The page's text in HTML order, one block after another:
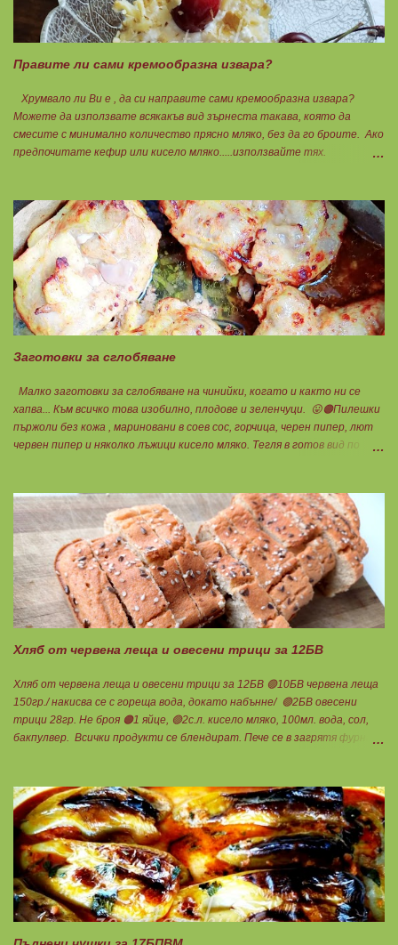
Правите ли сами кремообразна извара?
Хрумвало ли Ви е , да си направите сами кремообразна извара?
Можете да използвате всякакъв вид зърнеста такава, която да
смесите с минимално количество прясно мляко, без да го броите. Ако
предпочитате кефир или кисело мляко.....използвайте тях.
приготвяне на всякакви плодови кремчета, крем за торти, за всякакви
разядки и салати... Ако изварата е обезмаслена можете да удвоявате
мазнините. Ако не е, броите като нискомаслен продукт. Можете да
си приготвите по- голямо количество и да съхранявате в хладилник
за няколко дни. Част от моята закуска днес, беше това вкусно
кремче... 🟢1БП извара 50гр. 🟢1БВ череши 8бр. 🟠1БМ орех 1бр.
Ванилия Нека да ни е вкусно заедно! Люси
Заготовки за сглобяване
Малко заготовки за сглобяване на чинийки, когато и както ни се
хапва... Към всичко това изобилно, плодове и зеленчуци. 😛🟠Пилешки
пържоли без кожа , мариновани в соев сос, горчица, черен пипер, лют
червен пипер и няколко лъжици кисело мляко. Тегля в готов вид по
секунди под налягане със съвсем малко вода, пасира се и готово.
Обичам я студена, като всеки път ще си съчетавам различно, затова
в нея няма нито мазнина, нито протеин. Обичам свободата на избор...
Деля на 4 порции по 1БВ. 😛" Панирани чушки" за 3БП 4БВ 6БМ 🟢2БВ
печени чушки 340гр./ 6бр. 🔴2БВ брашно 28гр. 🟢2БП извара Брей
100гр. 🟠1БП яйце 1бр. 🟢8БМ зехтин почти 3ч.л. Мазнините удвоени
за изварата! Изпечените чушки се напълват с малко количество
извара, овкусена с копър и чесън. Ако обичате повече, може да
Хляб от червена леща и овесени трици за 12БВ
Хляб от червена леща и овесени трици за 12БВ 🟢10БВ червена леща
150гр./ накисва се с гореща вода, докато набънне/ 🟢2БВ овесени
трици 28гр. Не броя 🟠1 яйце, 🟢2с.л. кисело мляко, 100мл. вода, сол,
бакпулвер. Всички продукти се блендират. Пече се в загрятя фурна